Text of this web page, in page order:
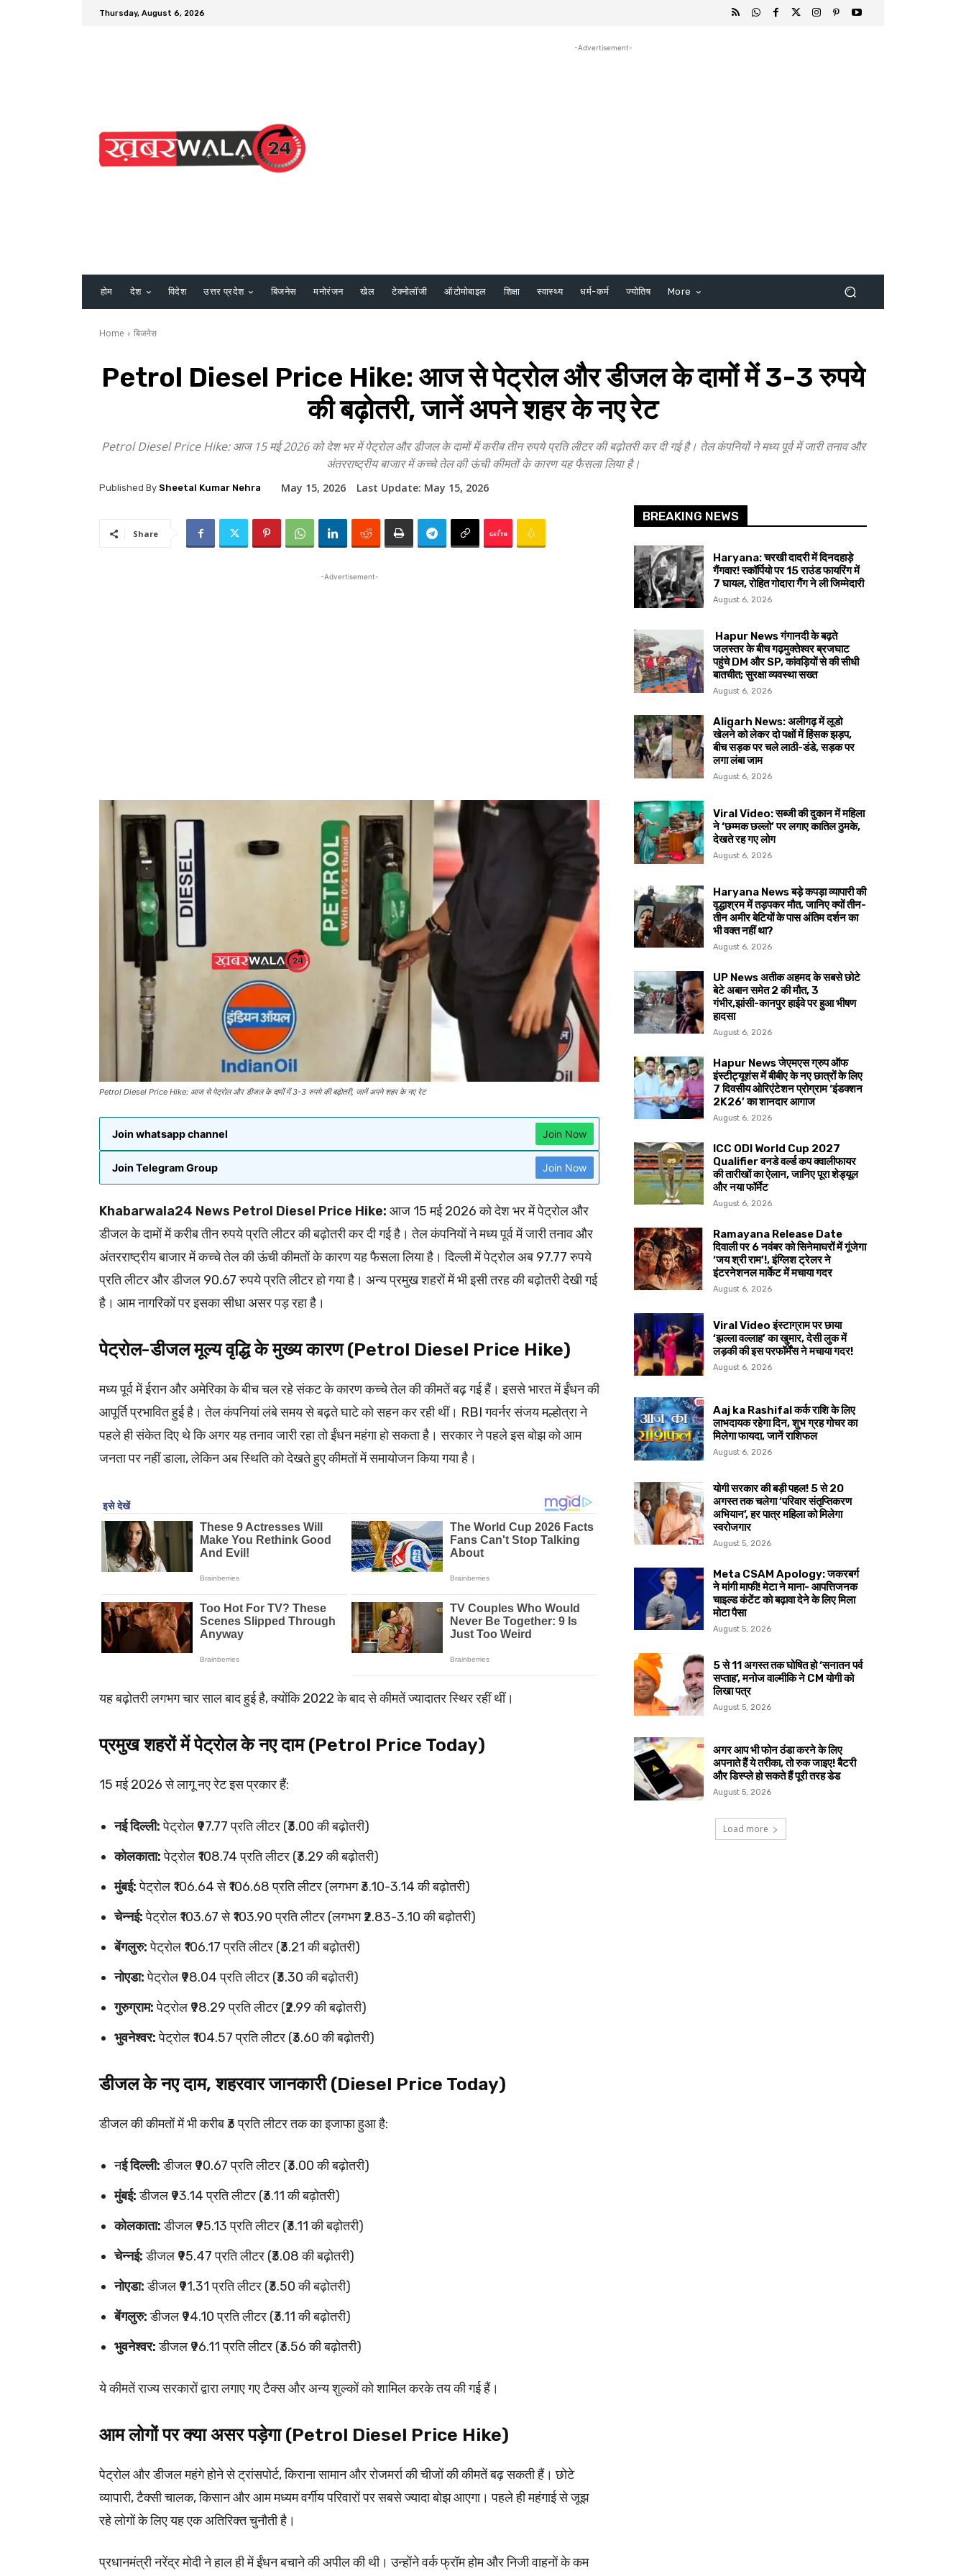
Thursday, August 6, 2026
-Advertisement-
होम देश विदेश उत्तर प्रदेश बिजनेस मनोरंजन खेल टेक्नोलॉजी ऑटोमोबाइल शिक्षा स्वास्थ्य धर्म-कर्म ज्योतिष More
Home बिजनेस
Petrol Diesel Price Hike: आज से पेट्रोल और डीजल के दामों में 3-3 रुपये
की बढ़ोतरी, जानें अपने शहर के नए रेट
Petrol Diesel Price Hike: आज 15 मई 2026 को देश भर में पेट्रोल और डीजल के दामों में करीब तीन रुपये प्रति लीटर की बढ़ोतरी कर दी गई है। तेल कंपनियों ने मध्य पूर्व में जारी तनाव और
अंतरराष्ट्रीय बाजार में कच्चे तेल की ऊंची कीमतों के कारण यह फैसला लिया है।
Published By Sheetal Kumar Nehra May 15, 2026 Last Update: May 15, 2026
Share
-Advertisement-
Petrol Diesel Price Hike: आज से पेट्रोल और डीजल के दामों में 3-3 रुपये की बढ़ोतरी, जानें अपने शहर के नए रेट
Join whatsapp channel Join Now
Join Telegram Group Join Now
Khabarwala24 News Petrol Diesel Price Hike: आज 15 मई 2026 को देश भर में पेट्रोल और
डीजल के दामों में करीब तीन रुपये प्रति लीटर की बढ़ोतरी कर दी गई है। तेल कंपनियों ने मध्य पूर्व में जारी तनाव और
अंतरराष्ट्रीय बाजार में कच्चे तेल की ऊंची कीमतों के कारण यह फैसला लिया है। दिल्ली में पेट्रोल अब 97.77 रुपये
प्रति लीटर और डीजल 90.67 रुपये प्रति लीटर हो गया है। अन्य प्रमुख शहरों में भी इसी तरह की बढ़ोतरी देखी गई
है। आम नागरिकों पर इसका सीधा असर पड़ रहा है।
पेट्रोल-डीजल मूल्य वृद्धि के मुख्य कारण (Petrol Diesel Price Hike)
मध्य पूर्व में ईरान और अमेरिका के बीच चल रहे संकट के कारण कच्चे तेल की कीमतें बढ़ गई हैं। इससे भारत में ईंधन की
आपूर्ति प्रभावित हुई है। तेल कंपनियां लंबे समय से बढ़ते घाटे को सहन कर रही थीं। RBI गवर्नर संजय मल्होत्रा ने
पहले ही संकेत दिए थे कि अगर यह तनाव जारी रहा तो ईंधन महंगा हो सकता है। सरकार ने पहले इस बोझ को आम
जनता पर नहीं डाला, लेकिन अब स्थिति को देखते हुए कीमतों में समायोजन किया गया है।
यह बढ़ोतरी लगभग चार साल बाद हुई है, क्योंकि 2022 के बाद से कीमतें ज्यादातर स्थिर रहीं थीं।
प्रमुख शहरों में पेट्रोल के नए दाम (Petrol Price Today)
15 मई 2026 से लागू नए रेट इस प्रकार हैं:
नई दिल्ली:पेट्रोल ₹97.77 प्रति लीटर (₹3.00 की बढ़ोतरी)
कोलकाता:पेट्रोल ₹108.74 प्रति लीटर (₹3.29 की बढ़ोतरी)
मुंबई:पेट्रोल ₹106.64 से ₹106.68 प्रति लीटर (लगभग ₹3.10-3.14 की बढ़ोतरी)
चेन्नई:पेट्रोल ₹103.67 से ₹103.90 प्रति लीटर (लगभग ₹2.83-3.10 की बढ़ोतरी)
बेंगलुरु:पेट्रोल ₹106.17 प्रति लीटर (₹3.21 की बढ़ोतरी)
नोएडा:पेट्रोल ₹98.04 प्रति लीटर (₹3.30 की बढ़ोतरी)
गुरुग्राम:पेट्रोल ₹98.29 प्रति लीटर (₹2.99 की बढ़ोतरी)
भुवनेश्वर:पेट्रोल ₹104.57 प्रति लीटर (₹3.60 की बढ़ोतरी)
डीजल के नए दाम, शहरवार जानकारी (Diesel Price Today)
डीजल की कीमतों में भी करीब ₹3 प्रति लीटर तक का इजाफा हुआ है:
नई दिल्ली:डीजल ₹90.67 प्रति लीटर (₹3.00 की बढ़ोतरी)
मुंबई:डीजल ₹93.14 प्रति लीटर (₹3.11 की बढ़ोतरी)
कोलकाता:डीजल ₹95.13 प्रति लीटर (₹3.11 की बढ़ोतरी)
चेन्नई:डीजल ₹95.47 प्रति लीटर (₹3.08 की बढ़ोतरी)
नोएडा:डीजल ₹91.31 प्रति लीटर (₹3.50 की बढ़ोतरी)
बेंगलुरु:डीजल ₹94.10 प्रति लीटर (₹3.11 की बढ़ोतरी)
भुवनेश्वर:डीजल ₹96.11 प्रति लीटर (₹3.56 की बढ़ोतरी)
ये कीमतें राज्य सरकारों द्वारा लगाए गए टैक्स और अन्य शुल्कों को शामिल करके तय की गई हैं।
आम लोगों पर क्या असर पड़ेगा (Petrol Diesel Price Hike)
पेट्रोल और डीजल महंगे होने से ट्रांसपोर्ट, किराना सामान और रोजमर्रा की चीजों की कीमतें बढ़ सकती हैं। छोटे
व्यापारी, टैक्सी चालक, किसान और आम मध्यम वर्गीय परिवारों पर सबसे ज्यादा बोझ आएगा। पहले ही महंगाई से जूझ
रहे लोगों के लिए यह एक अतिरिक्त चुनौती है।
प्रधानमंत्री नरेंद्र मोदी ने हाल ही में ईंधन बचाने की अपील की थी। उन्होंने वर्क फ्रॉम होम और निजी वाहनों के कम
BREAKING NEWS
Haryana: चरखी दादरी में दिनदहाड़े
गैंगवार! स्कॉर्पियो पर 15 राउंड फायरिंग में
7 घायल, रोहित गोदारा गैंग ने ली जिम्मेदारी
August 6, 2026
Hapur News गंगानदी के बढ़ते
जलस्तर के बीच गढ़मुक्तेश्वर ब्रजघाट
पहुंचे DM और SP, कांवड़ियों से की सीधी
बातचीत; सुरक्षा व्यवस्था सख्त
August 6, 2026
Aligarh News: अलीगढ़ में लूडो
खेलने को लेकर दो पक्षों में हिंसक झड़प,
बीच सड़क पर चले लाठी-डंडे, सड़क पर
लगा लंबा जाम
August 6, 2026
Viral Video: सब्जी की दुकान में महिला
ने ‘छम्मक छल्लो’ पर लगाए कातिल ठुमके,
देखते रह गए लोग
August 6, 2026
Haryana News बड़े कपड़ा व्यापारी की
वृद्धाश्रम में तड़पकर मौत, जानिए क्यों तीन-
तीन अमीर बेटियों के पास अंतिम दर्शन का
भी वक्त नहीं था?
August 6, 2026
UP News अतीक अहमद के सबसे छोटे
बेटे अबान समेत 2 की मौत, 3
गंभीर,झांसी-कानपुर हाईवे पर हुआ भीषण
हादसा
August 6, 2026
Hapur News जेएमएस ग्रुप ऑफ
इंस्टीट्यूशंस में बीबीए के नए छात्रों के लिए
7 दिवसीय ओरिएंटेशन प्रोग्राम ‘इंडक्शन
2K26’ का शानदार आगाज
August 6, 2026
ICC ODI World Cup 2027
Qualifier वनडे वर्ल्ड कप क्वालीफायर
की तारीखों का ऐलान, जानिए पूरा शेड्यूल
और नया फॉर्मेट
August 6, 2026
Ramayana Release Date
दिवाली पर 6 नवंबर को सिनेमाघरों में गूंजेगा
‘जय श्री राम’!, इंग्लिश ट्रेलर ने
इंटरनेशनल मार्केट में मचाया गदर
August 6, 2026
Viral Video इंस्टाग्राम पर छाया
‘झल्ला वल्लाह’ का खुमार, देसी लुक में
लड़की की इस परफॉर्मेंस ने मचाया गदर!
August 6, 2026
Aaj ka Rashifal कर्क राशि के लिए
लाभदायक रहेगा दिन, शुभ ग्रह गोचर का
मिलेगा फायदा, जानें राशिफल
August 6, 2026
योगी सरकार की बड़ी पहल! 5 से 20
अगस्त तक चलेगा ‘परिवार संतृप्तिकरण
अभियान’, हर पात्र महिला को मिलेगा
स्वरोजगार
August 5, 2026
Meta CSAM Apology: जकरबर्ग
ने मांगी माफी! मेटा ने माना- आपत्तिजनक
चाइल्ड कंटेंट को बढ़ावा देने के लिए मिला
मोटा पैसा
August 5, 2026
5 से 11 अगस्त तक घोषित हो ‘सनातन पर्व
सप्ताह’, मनोज वाल्मीकि ने CM योगी को
लिखा पत्र
August 5, 2026
अगर आप भी फोन ठंडा करने के लिए
अपनाते हैं ये तरीका, तो रुक जाइए! बैटरी
और डिस्प्ले हो सकते हैं पूरी तरह डेड
August 5, 2026
Load more